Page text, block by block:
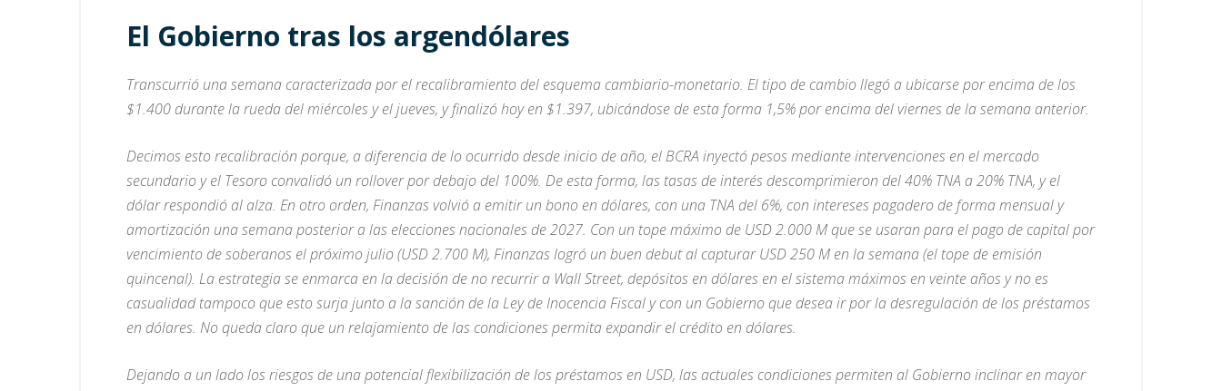
El Gobierno tras los argendólares
Transcurrió una semana caracterizada por el recalibramiento del esquema cambiario-monetario. El tipo de cambio llegó a ubicarse por encima de los
$1.400 durante la rueda del miércoles y el jueves, y finalizó hoy en $1.397, ubicándose de esta forma 1,5% por encima del viernes de la semana anterior.
Decimos esto recalibración porque, a diferencia de lo ocurrido desde inicio de año, el BCRA inyectó pesos mediante intervenciones en el mercado
secundario y el Tesoro convalidó un rollover por debajo del 100%. De esta forma, las tasas de interés descomprimieron del 40% TNA a 20% TNA, y el
dólar respondió al alza. En otro orden, Finanzas volvió a emitir un bono en dólares, con una TNA del 6%, con intereses pagadero de forma mensual y
amortización una semana posterior a las elecciones nacionales de 2027. Con un tope máximo de USD 2.000 M que se usaran para el pago de capital por
vencimiento de soberanos el próximo julio (USD 2.700 M), Finanzas logró un buen debut al capturar USD 250 M en la semana (el tope de emisión
quincenal). La estrategia se enmarca en la decisión de no recurrir a Wall Street, depósitos en dólares en el sistema máximos en veinte años y no es
casualidad tampoco que esto surja junto a la sanción de la Ley de Inocencia Fiscal y con un Gobierno que desea ir por la desregulación de los préstamos
en dólares. No queda claro que un relajamiento de las condiciones permita expandir el crédito en dólares.
Dejando a un lado los riesgos de una potencial flexibilización de los préstamos en USD, las actuales condiciones permiten al Gobierno inclinar en mayor